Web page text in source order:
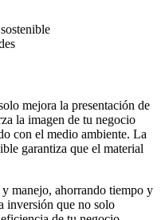
mejora la presentación de
la imagen de tu negocio
con el medio ambiente. La
garantiza que el material
manejo, ahorrando tiempo y
inversión que no solo